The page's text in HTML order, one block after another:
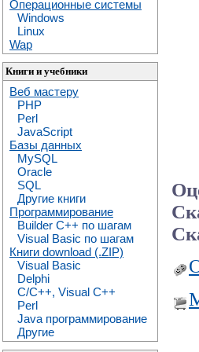
Операционные системы
Windows
Linux
Wap
Книги и учебники
Веб мастеру
PHP
Perl
JavaScript
Базы данных
MySQL
Oracle
SQL
Другие книги
Программирование
Builder C++ по шагам
Visual Basic по шагам
Книги download (.ZIP)
Visual Basic
Delphi
C/C++, Visual C++
Perl
Java программирование
Другие